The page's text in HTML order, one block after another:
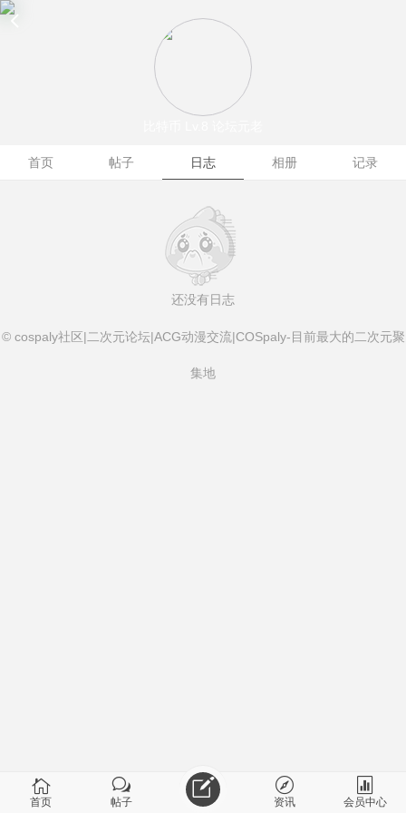
首页 帖子 日志 相册 记录
还没有日志
© cospaly社区|二次元论坛|ACG动漫交流|COSpaly-目前最大的二次元聚
集地
首页 帖子 资讯 会员中心